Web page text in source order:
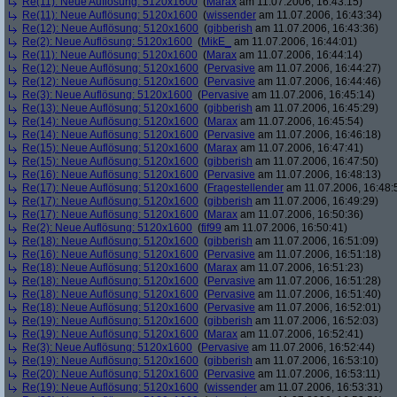
Re(11): Neue Auflösung: 5120x1600 (wissender am 11.07.2006, 16:43:34)
Re(12): Neue Auflösung: 5120x1600 (gibberish am 11.07.2006, 16:43:36)
Re(2): Neue Auflösung: 5120x1600 (MikE_
am 11.07.2006, 16:44:01)
Re(11): Neue Auflösung: 5120x1600 (Marax am 11.07.2006, 16:44:14)
Re(12): Neue Auflösung: 5120x1600 (Pervasive am 11.07.2006, 16:44:27)
Re(12): Neue Auflösung: 5120x1600 (Pervasive am 11.07.2006, 16:44:46)
Re(3): Neue Auflösung: 5120x1600 (Pervasive am 11.07.2006, 16:45:14)
Re(13): Neue Auflösung: 5120x1600 (gibberish am 11.07.2006, 16:45:29)
Re(14): Neue Auflösung: 5120x1600 (Marax am 11.07.2006, 16:45:54)
Re(14): Neue Auflösung: 5120x1600 (Pervasive am 11.07.2006, 16:46:18)
Re(15): Neue Auflösung: 5120x1600 (Marax am 11.07.2006, 16:47:41)
Re(15): Neue Auflösung: 5120x1600 (gibberish am 11.07.2006, 16:47:50)
Re(16): Neue Auflösung: 5120x1600 (Pervasive am 11.07.2006, 16:48:13)
Re(17): Neue Auflösung: 5120x1600 (Fragestellender am 11.07.2006,
Re(17): Neue Auflösung: 5120x1600 (gibberish am 11.07.2006, 16:49:29)
Re(17): Neue Auflösung: 5120x1600 (Marax am 11.07.2006, 16:50:36)
Re(2): Neue Auflösung: 5120x1600 (fif99 am 11.07.2006, 16:50:41)
Re(18): Neue Auflösung: 5120x1600 (gibberish am 11.07.2006, 16:51:09)
Re(16): Neue Auflösung: 5120x1600 (Pervasive am 11.07.2006, 16:51:18)
Re(18): Neue Auflösung: 5120x1600 (Marax am 11.07.2006, 16:51:23)
Re(18): Neue Auflösung: 5120x1600 (Pervasive am 11.07.2006, 16:51:28)
Re(18): Neue Auflösung: 5120x1600 (Pervasive am 11.07.2006, 16:51:40)
Re(18): Neue Auflösung: 5120x1600 (Pervasive am 11.07.2006, 16:52:01)
Re(19): Neue Auflösung: 5120x1600 (gibberish am 11.07.2006, 16:52:03)
Re(19): Neue Auflösung: 5120x1600 (Marax am 11.07.2006, 16:52:41)
Re(3): Neue Auflösung: 5120x1600 (Pervasive am 11.07.2006, 16:52:44)
Re(19): Neue Auflösung: 5120x1600 (gibberish am 11.07.2006, 16:53:10)
Re(20): Neue Auflösung: 5120x1600 (Pervasive am 11.07.2006, 16:53:11)
Re(19): Neue Auflösung: 5120x1600 (wissender am 11.07.2006, 16:53:31)